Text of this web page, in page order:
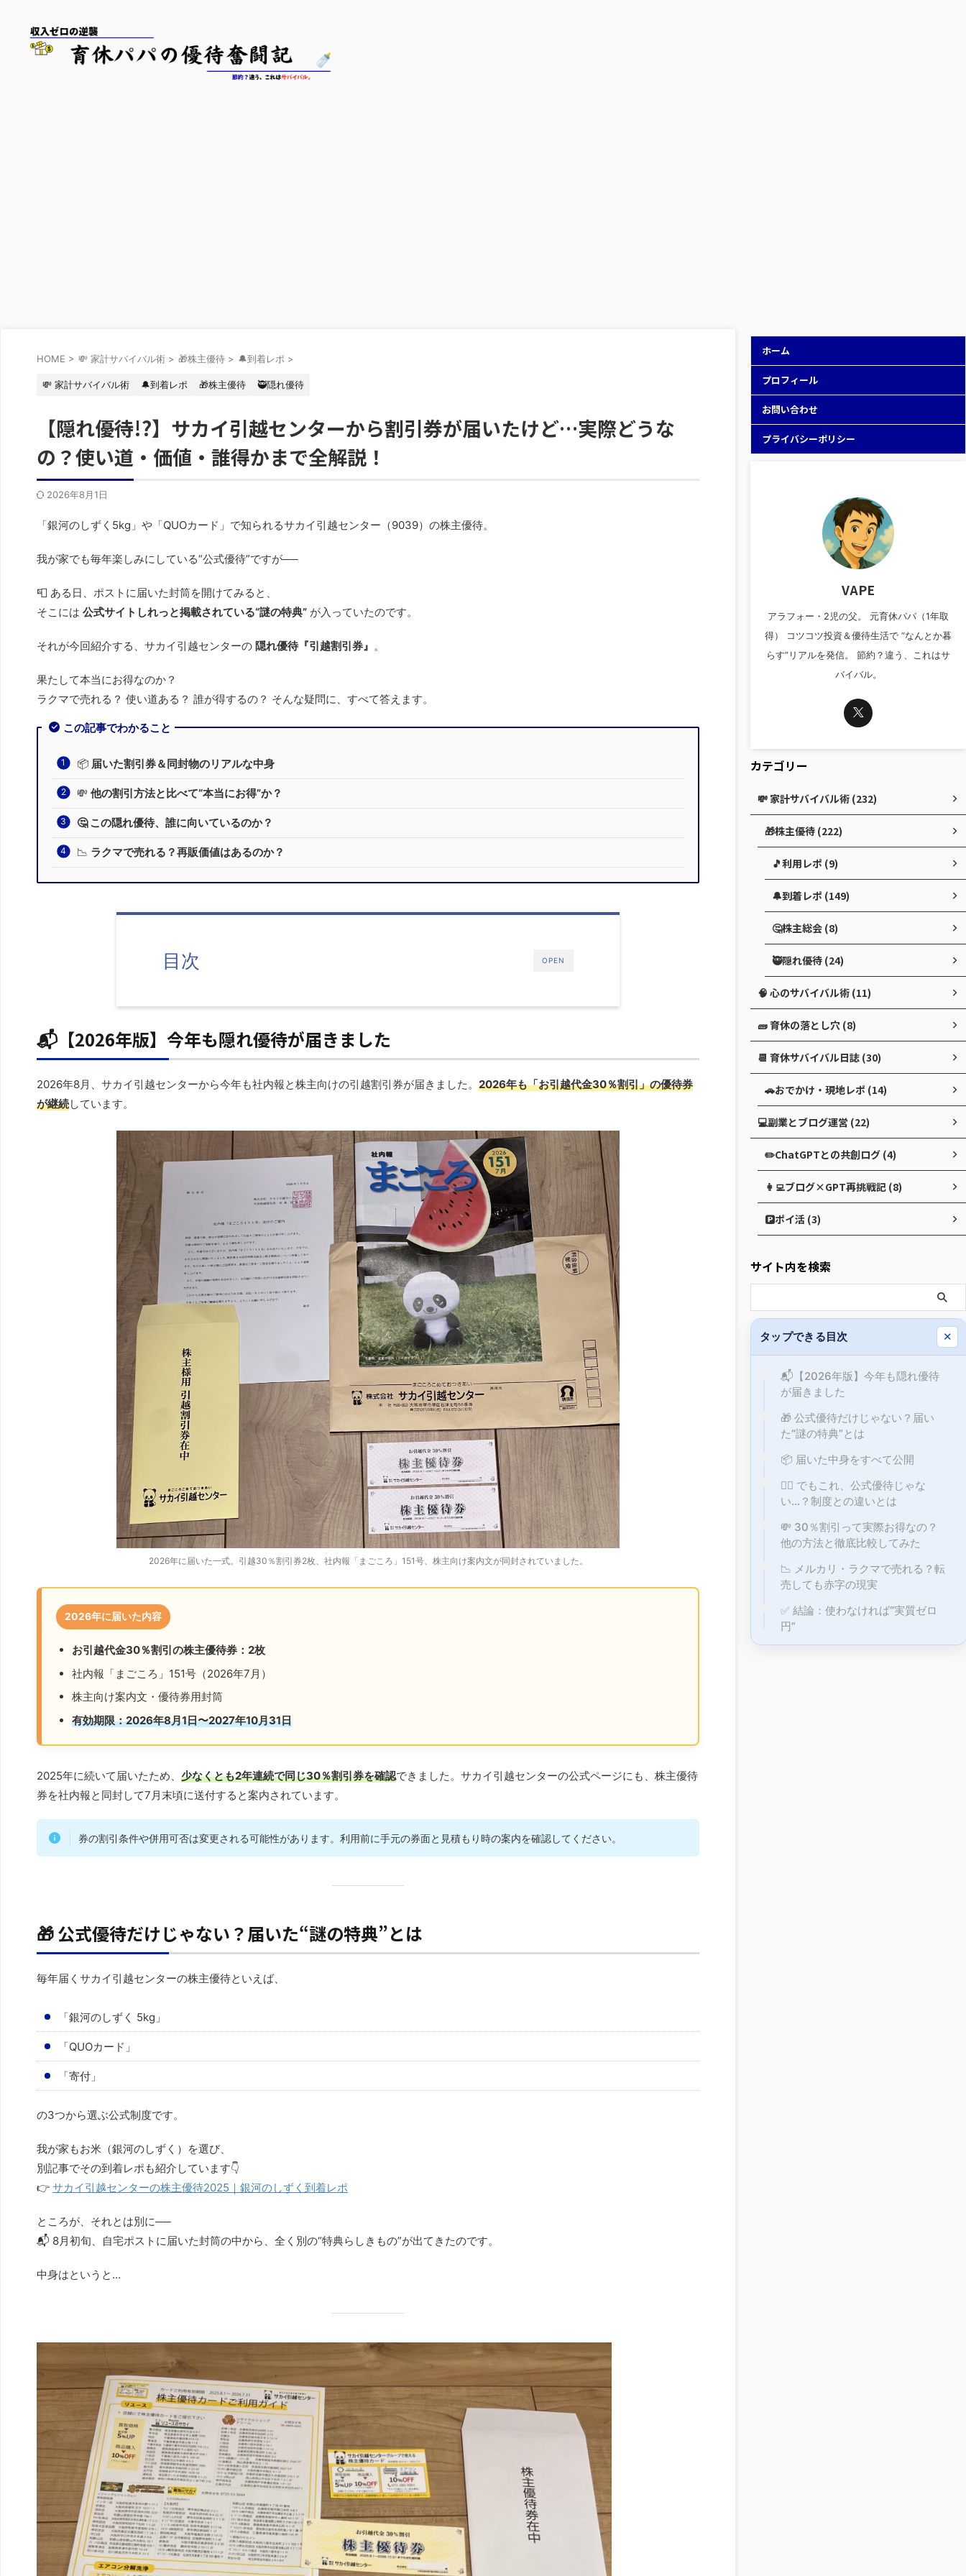
HOME > 💸 家計サバイバル術 > 🎁株主優待 > 🔔到着レポ >
💸 家計サバイバル術 🔔到着レポ 🎁株主優待 🥷隠れ優待
【隠れ優待!?】サカイ引越センターから割引券が届いたけど…実際どうな
の？使い道・価値・誰得かまで全解説！
2026年8月1日
「銀河のしずく5kg」や「QUOカード」で知られるサカイ引越センター（9039）の株主優待。
我が家でも毎年楽しみにしている“公式優待”ですが──
📮 ある日、ポストに届いた封筒を開けてみると、
そこには 公式サイトしれっと掲載されている“謎の特典” が入っていたのです。
それが今回紹介する、サカイ引越センターの 隠れ優待『引越割引券』 。
果たして本当にお得なのか？
ラクマで売れる？ 使い道ある？ 誰が得するの？ そんな疑問に、すべて答えます。
この記事でわかること
📦 届いた割引券＆同封物のリアルな中身
💸 他の割引方法と比べて“本当にお得”か？
🤔 この隠れ優待、誰に向いているのか？
📉 ラクマで売れる？再販価値はあるのか？
OPEN
目次
📬【2026年版】今年も隠れ優待が届きました
2026年8月、サカイ引越センターから今年も社内報と株主向けの引越割引券が届きました。 2026年も「お引越代金30％割引」の優待券
が継続しています。
2026年に届いた一式。引越30％割引券2枚、社内報「まごころ」151号、株主向け案内文が同封されていました。
2026年に届いた内容
お引越代金30％割引の株主優待券：2枚
社内報「まごころ」151号（2026年7月）
株主向け案内文・優待券用封筒
有効期限：2026年8月1日〜2027年10月31日
2025年に続いて届いたため、 少なくとも2年連続で同じ30％割引券を確認できました。サカイ引越センターの公式ページにも、株主優待
券を社内報と同封して7月末頃に送付すると案内されています。
券の割引条件や併用可否は変更される可能性があります。利用前に手元の券面と見積もり時の案内を確認してください。
🎁 公式優待だけじゃない？届いた“謎の特典”とは
毎年届くサカイ引越センターの株主優待といえば、
「銀河のしずく 5kg」
「QUOカード」
「寄付」
の3つから選ぶ公式制度です。
我が家もお米（銀河のしずく）を選び、
別記事でその到着レポも紹介しています👇
👉 サカイ引越センターの株主優待2025｜銀河のしずく到着レポ
ところが、それとは別に──
📬 8月初旬、自宅ポストに届いた封筒の中から、全く別の“特典らしきもの”が出てきたのです。
中身はというと…
ホーム
プロフィール
お問い合わせ
プライバシーポリシー
VAPE
アラフォー・2児の父。 元育休パパ（1年取
得） コツコツ投資＆優待生活で “なんとか暮
らす”リアルを発信。 節約？違う、これはサ
バイバル。
カテゴリー
💸 家計サバイバル術 (232)
🎁株主優待 (222)
🎵利用レポ (9)
🔔到着レポ (149)
🤔株主総会 (8)
🥷隠れ優待 (24)
🧠 心のサバイバル術 (11)
🧱 育休の落とし穴 (8)
📆 育休サバイバル日誌 (30)
🚗おでかけ・現地レポ (14)
💻副業とブログ運営 (22)
✏️ChatGPTとの共創ログ (4)
👩‍💻ブログ×GPT再挑戦記 (8)
🅿️ポイ活 (3)
サイト内を検索
タップできる目次 ✕
📬【2026年版】今年も隠れ優待
が届きました
🎁 公式優待だけじゃない？届い
た“謎の特典”とは
📦 届いた中身をすべて公開
🕵️‍♂️ でもこれ、公式優待じゃな
い…？制度との違いとは
💸 30％割引って実際お得なの？
他の方法と徹底比較してみた
📉 メルカリ・ラクマで売れる？転
売しても赤字の現実
✅ 結論：使わなければ“実質ゼロ
円”